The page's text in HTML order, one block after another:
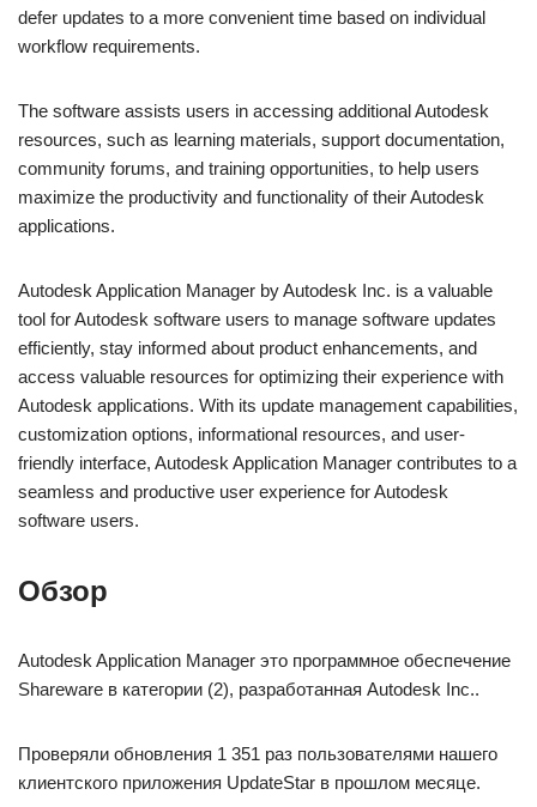
defer updates to a more convenient time based on individual
workflow requirements.
The software assists users in accessing additional Autodesk
resources, such as learning materials, support documentation,
community forums, and training opportunities, to help users
maximize the productivity and functionality of their Autodesk
applications.
Autodesk Application Manager by Autodesk Inc. is a valuable
tool for Autodesk software users to manage software updates
efficiently, stay informed about product enhancements, and
access valuable resources for optimizing their experience with
Autodesk applications. With its update management capabilities,
customization options, informational resources, and user-
friendly interface, Autodesk Application Manager contributes to a
seamless and productive user experience for Autodesk
software users.
Обзор
Autodesk Application Manager это программное обеспечение
Shareware в категории (2), разработанная Autodesk Inc..
Проверяли обновления 1 351 раз пользователями нашего
клиентского приложения UpdateStar в прошлом месяце.